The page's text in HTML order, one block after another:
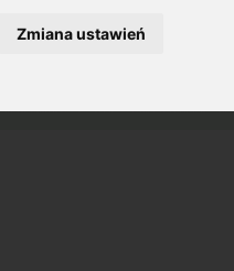
Zmiana ustawień